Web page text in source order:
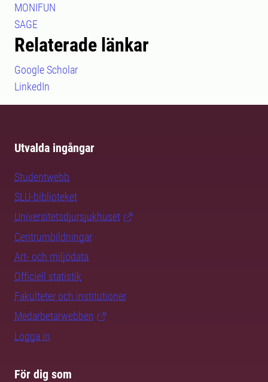
MONIFUN
SAGE
Relaterade länkar
Google Scholar
LinkedIn
Utvalda ingångar
Studentwebb
SLU-biblioteket
Universitetsdjursjukhuset
Centrumbildningar
Art- och miljödata
Officiell statistik
Fakulteter och institutioner
Medarbetarwebben
Logga in
För dig som